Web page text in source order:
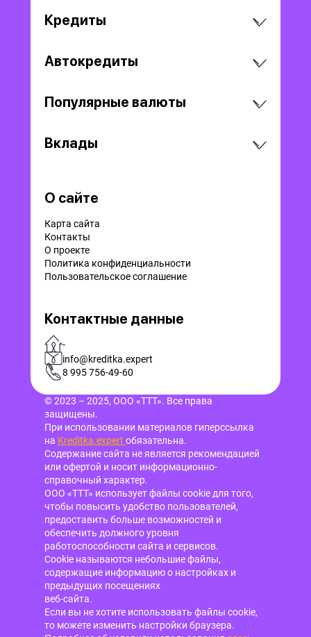
Кредиты
Автокредиты
Популярные валюты
Вклады
О сайте
Карта сайта
Контакты
О проекте
Политика конфиденциальности
Пользовательское соглашение
Контактные данные
-
info@kreditka.expert
8 995 756-49-60
© 2023 – 2025, ООО «ТТТ». Все права
защищены.
При использовании материалов гиперссылка
на Kreditka.expert обязательна.
Содержание сайта не является рекомендацией
или офертой и носит информационно-
справочный характер.
ООО «ТТТ» использует файлы cookie для того,
чтобы повысить удобство пользователей,
предоставить больше возможностей и
обеспечить должного уровня
работоспособности сайта и сервисов.
Cookie называются небольшие файлы,
содержащие информацию о настройках и
предыдущих посещениях
веб-сайта.
Если вы не хотите использовать файлы cookie,
то можете изменить настройки браузера.